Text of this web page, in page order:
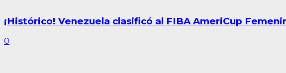
¡Histórico! Venezuela clasificó al FIBA AmeriCup
0